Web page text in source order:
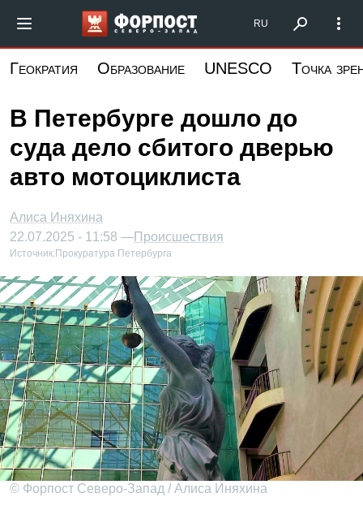
основному
Форпост Северо-Запад
RU
Геократия Образование UNESCO Точка
В Петербурге дошло до
суда дело сбитого дверью
авто мотоциклиста
Алиса Иняхина
22.07.2025 - 11:58 —Происшествия
Источник: Прокуратура Петербурга
© Форпост Северо-Запад / Алиса Иняхина